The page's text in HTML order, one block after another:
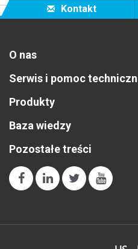
Kontakt
O nas
Serwis i pomoc
Produkty
Baza wiedzy
Pozostałe treści